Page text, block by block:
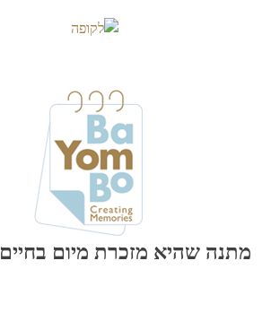
מתנה שהיא מזכרת מיום בחיים